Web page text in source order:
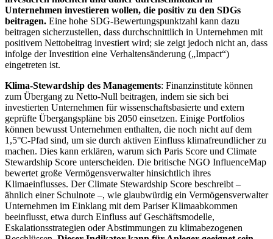
Unternehmen investieren wollen, die positiv zu den SDGs
beitragen. Eine hohe SDG-Bewertungspunktzahl kann dazu
beitragen sicherzustellen, dass durchschnittlich in Unternehmen mit
positivem Nettobeitrag investiert wird; sie zeigt jedoch nicht an, dass
infolge der Investition eine Verhaltensänderung („Impact“)
eingetreten ist.
Klima-Stewardship des Managements: Finanzinstitute können
zum Übergang zu Netto-Null beitragen, indem sie sich bei
investierten Unternehmen für wissenschaftsbasierte und extern
geprüfte Übergangspläne bis 2050 einsetzen. Einige Portfolios
können bewusst Unternehmen enthalten, die noch nicht auf dem
1,5°C-Pfad sind, um sie durch aktiven Einfluss klimafreundlicher zu
machen. Dies kann erklären, warum sich Paris Score und Climate
Stewardship Score unterscheiden. Die britische NGO InfluenceMap
bewertet große Vermögensverwalter hinsichtlich ihres
Klimaeinflusses. Der Climate Stewardship Score beschreibt –
ähnlich einer Schulnote –, wie glaubwürdig ein Vermögensverwalter
Unternehmen im Einklang mit dem Pariser Klimaabkommen
beeinflusst, etwa durch Einfluss auf Geschäftsmodelle,
Eskalationsstrategien oder Abstimmungen zu klimabezogenen